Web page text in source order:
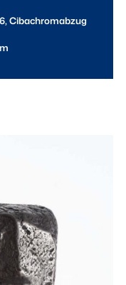
Cibachromabzug